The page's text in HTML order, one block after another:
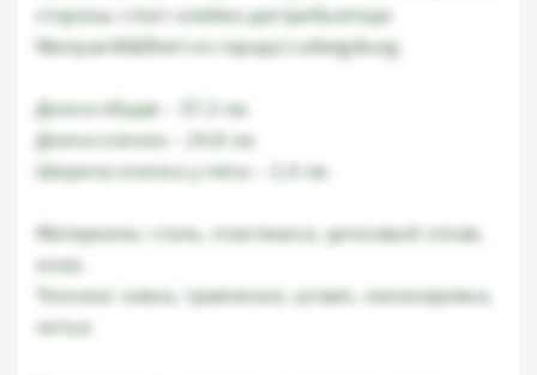
стороны стоит клеймо дестрибьютора
Marquardt&Ebert из города Ludwigsburg
Длина общая – 37,3 см.
Длина клинка – 24,8 см.
Ширина клинка у пяты – 2,4 см.
Материалы: сталь, пластмасса, цинковый сплав,
кожа.
Техника: ковка, травление, штамп, никелировка,
литье.